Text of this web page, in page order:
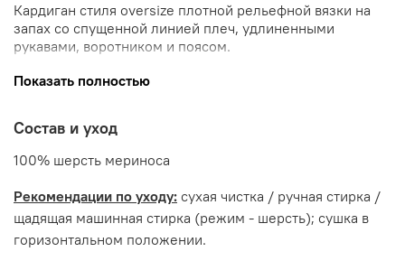
Кардиган стиля oversize плотной рельефной вязки на
запах со спущенной линией плеч, удлиненными
рукавами, воротником и поясом.
Изготовлен из мягкой 100% шерсти.
78/65/90.
Сделано в России.
Показать полностью
Состав и уход
100% шерсть мериноса
Рекомендации по уходу: сухая чистка / ручная стирка /
щадящая машинная стирка (режим - шерсть); сушка в
горизонтальном положении.